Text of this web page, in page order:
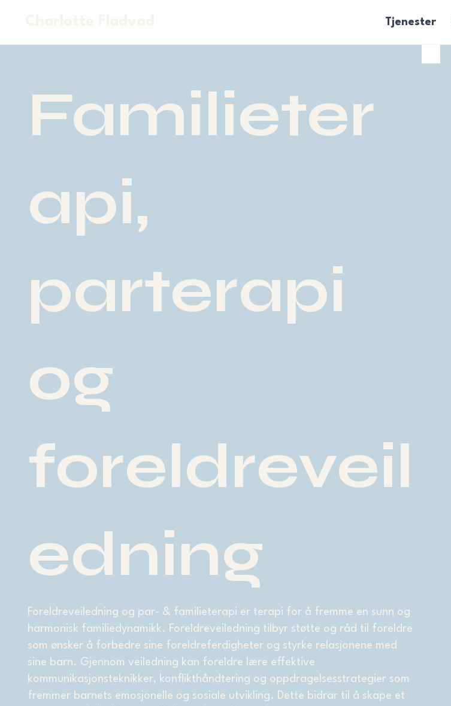
Tjenester
Familieter
api,
parterapi
og
foreldreveil
edning
Foreldreveiledning og par- & familieterapi er terapi for å fremme en sunn og
harmonisk familiedynamikk. Foreldreveiledning tilbyr støtte og råd til foreldre
som ønsker å forbedre sine foreldreferdigheter og styrke relasjonene med
sine barn. Gjennom veiledning kan foreldre lære effektive
kommunikasjonsteknikker, konflikthåndtering og oppdragelsesstrategier som
fremmer barnets emosjonelle og sosiale utvikling. Dette bidrar til å skape et